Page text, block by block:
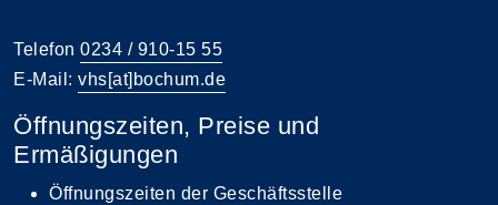
Telefon 0234 / 910-15 55
E-Mail: vhs[at]bochum.de
Öffnungszeiten, Preise und
Ermäßigungen
Öffnungszeiten der Geschäftsstelle